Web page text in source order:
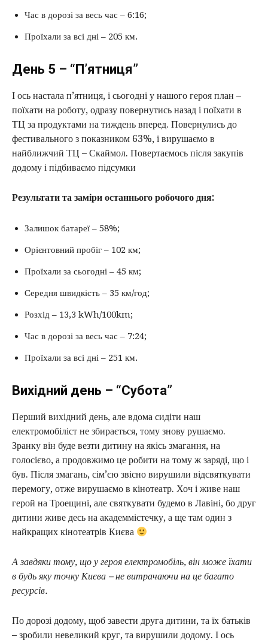
Час в дорозі за весь час – 6:16;
Проїхали за всі дні – 205 км.
День 5 – “П’ятниця”
І ось настала п’ятниця, і сьогодні у нашого героя план –
поїхати на роботу, одразу повернутись назад і поїхати в
ТЦ за продуктами на тиждень вперед. Повернулись до
фестивального з показником 63%, і вирушаємо в
найближчий ТЦ – Скаймол. Повертаємось після закупів
додому і підбиваємо підсумки
Результати та заміри останнього робочого дня:
Залишок батареї – 58%;
Орієнтовний пробіг – 102 км;
Проїхали за сьогодні – 45 км;
Середня швидкість – 35 км/год;
Розхід – 13,3 kWh/100km;
Час в дорозі за весь час – 7:24;
Проїхали за всі дні – 251 км.
Вихідний день – “Субота”
Перший вихідний день, але вдома сидіти наш
електромобіліст не збирається, тому знову рушаємо.
Зранку він буде везти дитину на якісь змагання, на
голосієво, а продовжимо це робити на тому ж заряді, що і
був. Після змагань, сім’єю звісно вирушили відсвяткувати
перемогу, отже вирушаємо в кінотеатр. Хоч і живе наш
герой на Троещині, але святкувати будемо в Лавіні, бо друг
дитини живе десь на академмістечку, а ще там один з
найкращих кінотеатрів Києва
А завдяки тому, що у героя електромобіль, він може їхати
в будь яку точку Києва – не витрачаючи на це багато
ресурсів.
По дорозі додому, щоб завести друга дитини, та їх батьків
– зробили невеликий круг, та вирушили додому. І ось